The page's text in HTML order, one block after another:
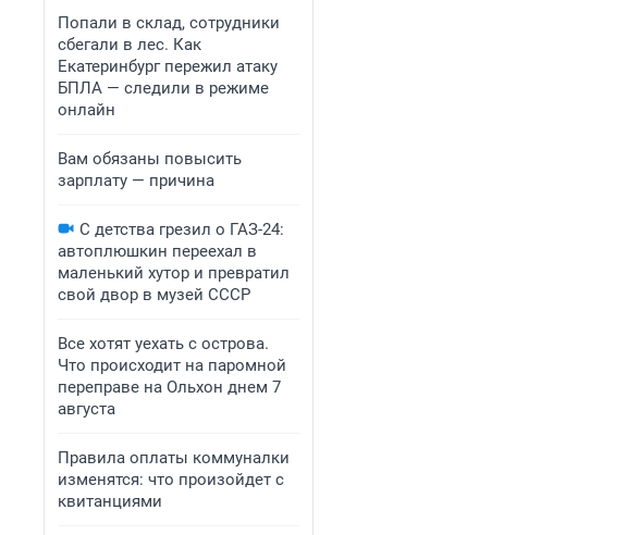
Попали в склад, сотрудники
сбегали в лес. Как
Екатеринбург пережил атаку
БПЛА — следили в режиме
онлайн
Вам обязаны повысить
зарплату — причина
С детства грезил о ГАЗ-24:
автоплюшкин переехал в
маленький хутор и превратил
свой двор в музей СССР
Все хотят уехать с острова.
Что происходит на паромной
переправе на Ольхон днем 7
августа
Правила оплаты коммуналки
изменятся: что произойдет с
квитанциями